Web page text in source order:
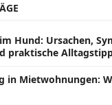
Hund: Ursachen,
praktische
in Mietwohnungen: